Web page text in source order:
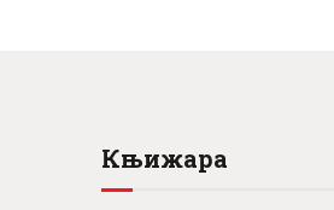
Књижара